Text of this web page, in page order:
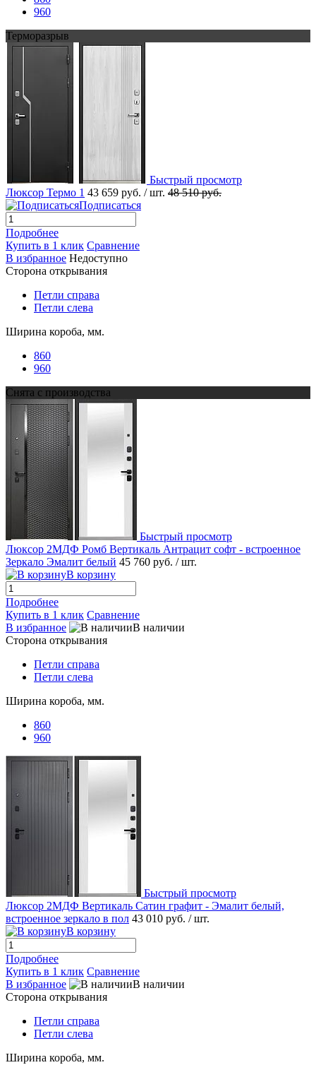
960
Терморазрыв
Быстрый просмотр
Люксор Термо 1 43 659 руб. / шт. 48 510 руб.
Подписаться
Подробнее
Купить в 1 клик Сравнение
В избранное Недоступно
Сторона открывания
Петли справа
Петли слева
Ширина короба, мм.
860
960
Снята с производства
Быстрый просмотр
Люксор 2МДФ Ромб Вертикаль Антрацит софт - встроенное
Зеркало Эмалит белый 45 760 руб. / шт.
В корзину
Подробнее
Купить в 1 клик Сравнение
В избранное
В наличии
Сторона открывания
Петли справа
Петли слева
Ширина короба, мм.
860
960
Быстрый просмотр
Люксор 2МДФ Вертикаль Сатин графит - Эмалит белый,
встроенное зеркало в пол 43 010 руб. / шт.
В корзину
Подробнее
Купить в 1 клик Сравнение
В избранное
В наличии
Сторона открывания
Петли справа
Петли слева
Ширина короба, мм.